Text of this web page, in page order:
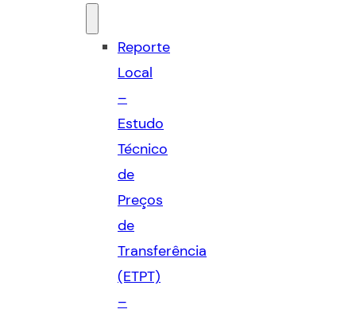
Reporte
Local
–
Estudo
Técnico
de
Preços
de
Transferência
(ETPT)
–